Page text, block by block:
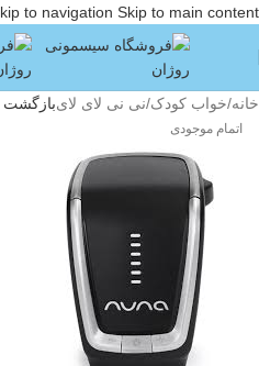
to navigation Skip to main content
خانه/خواب کودک/نی نی لای لایبازگشت
اتمام موجودی